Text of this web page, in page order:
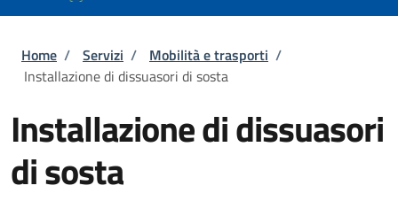
Briciole di pane
Home / Servizi / Mobilità e trasporti /
Installazione di dissuasori di sosta
Installazione di dissuasori
di sosta